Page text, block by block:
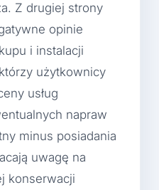
Z drugiej strony
opinie
i instalacji
użytkownicy
usług
napraw
minus posiadania
uwagę na
konserwacji